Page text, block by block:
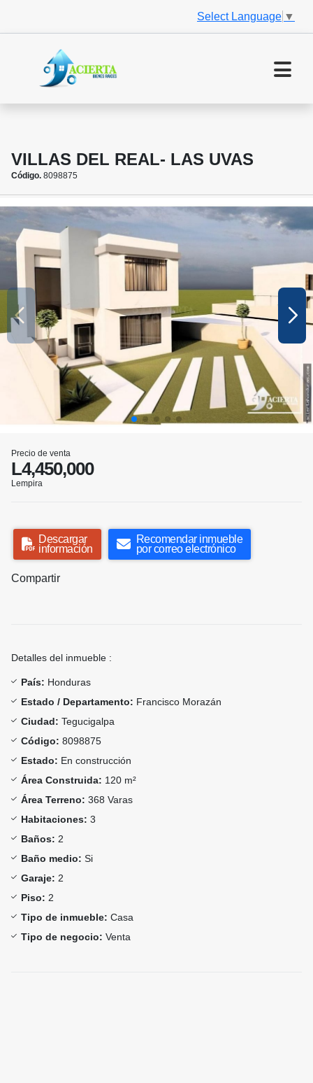
Select Language ▼
VILLAS DEL REAL- LAS UVAS
Código. 8098875
Precio de venta
L4,450,000
Lempira
Descargar
información
Recomendar inmueble
por correo electrónico
Compartir
Detalles del inmueble :
País: Honduras
Estado / Departamento: Francisco Morazán
Ciudad: Tegucigalpa
Código: 8098875
Estado: En construcción
Área Construida: 120 m²
Área Terreno: 368 Varas
Habitaciones: 3
Baños: 2
Baño medio: Si
Garaje: 2
Piso: 2
Tipo de inmueble: Casa
Tipo de negocio: Venta